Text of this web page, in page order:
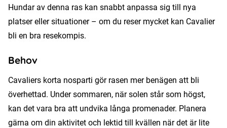
Hundar av denna ras kan snabbt anpassa sig till nya
platser eller situationer – om du reser mycket kan Cavalier
bli en bra resekompis.
Behov
Cavaliers korta nosparti gör rasen mer benägen att bli
överhettad. Under sommaren, när solen står som högst,
kan det vara bra att undvika långa promenader. Planera
gärna om din aktivitet och lektid till kvällen när det är lite